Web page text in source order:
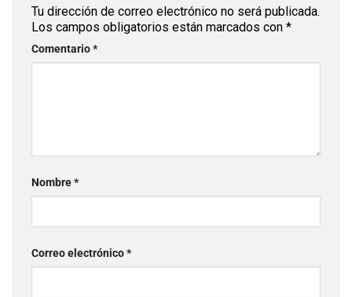
Tu dirección de correo electrónico no será publicada.
Los campos obligatorios están marcados con *
Comentario*
Nombre*
Correo electrónico*